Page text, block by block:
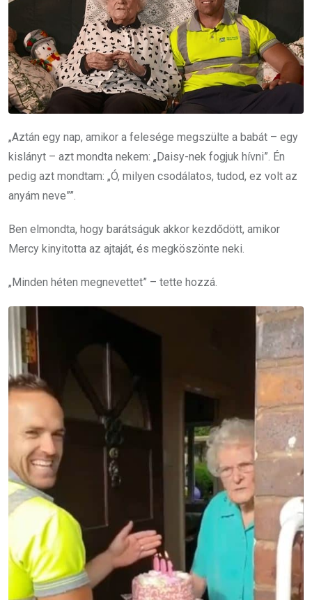
„Aztán egy nap, amikor a felesége megszülte a babát – egy
kislányt – azt mondta nekem: „Daisy-nek fogjuk hívni”. Én
pedig azt mondtam: „Ó, milyen csodálatos, tudod, ez volt az
anyám neve””.
Ben elmondta, hogy barátságuk akkor kezdődött, amikor
Mercy kinyitotta az ajtaját, és megköszönte neki.
„Minden héten megnevettet” – tette hozzá.